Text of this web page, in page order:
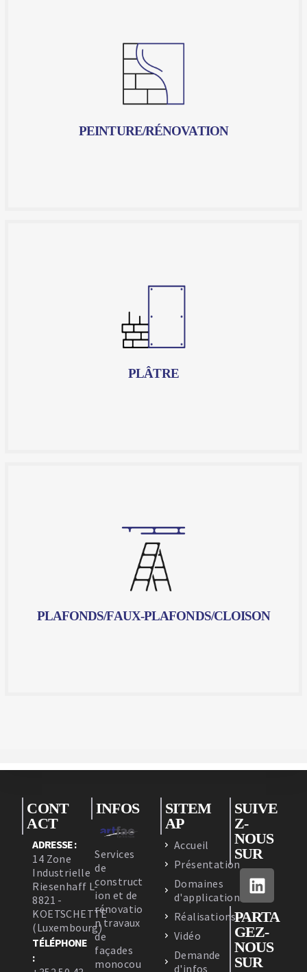
PEINTURE/RÉNOVATION
La peinture et la rénovation sont des éléments
essentiels pour maintenir l'aspect esthétique et
fonctionnel de vos espaces. Chez Artfac, nous
comprenons l'importance de ces travaux, c'est
pourquoi nous mettons à votre disposition notre
expertise et notre savoir-faire pour vous offrir des
PLÂTRE
Que ce soit pour créer de nouvelles pièces, diviser un
intérieurs, nos équipes d'experts qualifiés sont là
pour réaliser vos projets selon vos exigences. Nous
utilisons des matériaux de haute qualité et des
techniques innovantes pour garantir un travail précis
PLAFONDS/FAUX-PLAFONDS/CLOISON
La réalisation de plafonds, faux-plafonds et cloisons
est essentielle pour définir et structurer vos espaces
intérieurs, tout en offrant des solutions esthétiques
et fonctionnelles. Chez Artfac, nous comprenons
l'importance de ces travaux, c'est pourquoi nous
mettons à votre disposition notre expertise et notre
savoir-faire pour vous offrir des résultats
CONT
ACT
ADRESSE :
14 Zone
Industrielle
Riesenhaff L-
8821 -
KOETSCHETTE
(Luxembourg)
TÉLÉPHONE
:
INFOS
Services
de
construct
ion et de
rénovatio
n travaux
de
façades
monocou
SITEM
AP
Accueil
Présentation
Domaines
d'applications
Réalisations
Vidéo
Demande
d'infos
SUIVE
Z-
NOUS
SUR
PARTA
GEZ-
NOUS
SUR